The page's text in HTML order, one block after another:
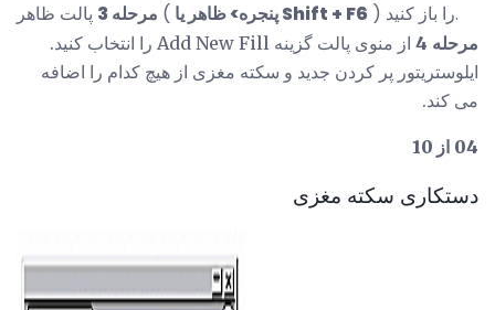
مرحله 3 پالت ظاهر ( پنجره> ظاهر یا Shift + F6 ) را باز کنید.
مرحله 4
از منوی پالت گزینه Add New Fill را انتخاب کنید.
ایلوستریتور پر کردن جدید و سکته مغزی از هیچ کدام را اضافه
می کند.
04 از 10
دستکاری سکته مغزی